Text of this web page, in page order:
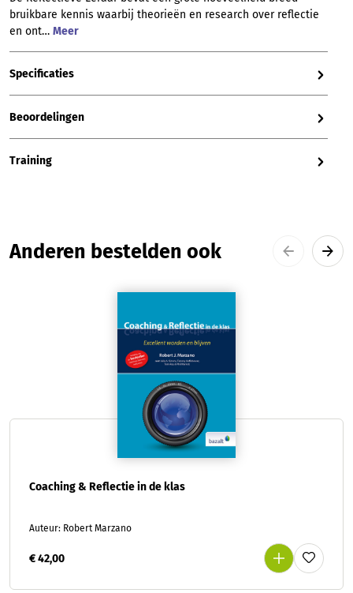
bruikbare kennis waarbij theorieën en research over reflectie
en ont… Meer
Specificaties
Beoordelingen
Training
Productgalerij overslaan
Anderen bestelden ook
Coaching & Reflectie in de klas
Auteur: Robert Marzano
€ 42,00